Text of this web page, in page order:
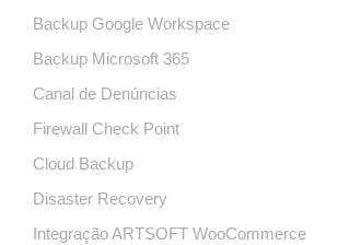
Backup Google Workspace
Backup Microsoft 365
Canal de Denúncias
Firewall Check Point
Cloud Backup
Disaster Recovery
Integração ARTSOFT WooCommerce